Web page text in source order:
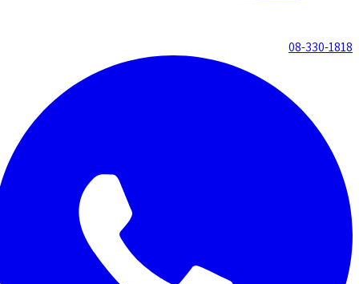
08-330-1818